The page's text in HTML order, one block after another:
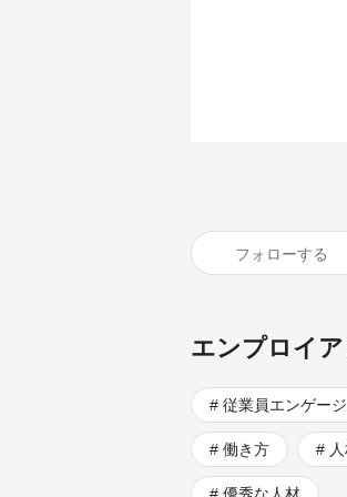
フォローする
エンプロイ
従業員エンゲー
働き方